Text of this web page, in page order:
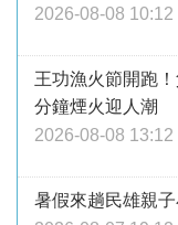
2026-08-08 10:12
王功漁火節開跑
分鐘煙火迎人潮
2026-08-08 13:12
暑假來趟民雄親